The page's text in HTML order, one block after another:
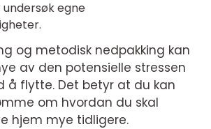
egne
og metodisk nedpakking kan
av den potensielle stressen
å flytte. Det betyr at du kan
om hvordan du skal
hjem mye tidligere.